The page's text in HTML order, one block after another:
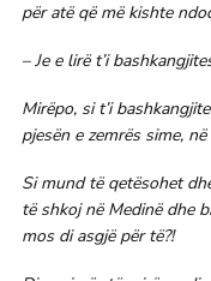
për atë që më kishte
– Je e lirë t’i
Mirëpo, si t’i
pjesën e zemrës sime,
Si mund të qetësohet
të shkoj në Medinë dhe
mos di asgjë për të?!